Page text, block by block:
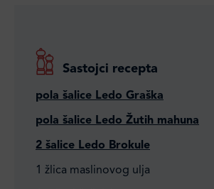
Sastojci recepta
pola šalice Ledo Graška
pola šalice Ledo Žutih mahuna
2 šalice Ledo Brokule
1 žlica maslinovog ulja